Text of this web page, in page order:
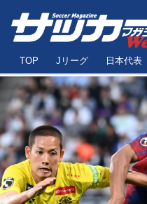
TOP Jリーグ 日本代表